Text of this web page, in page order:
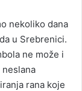
nekoliko dana
u Srebrenici.
ne može i
neslana
rana koje